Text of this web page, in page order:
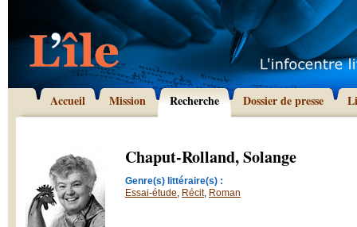
Accueil Mission Recherche Dossier de presse
Chaput-Rolland, Solange
Genre(s) littéraire(s) :
Essai-étude, Récit, Roman